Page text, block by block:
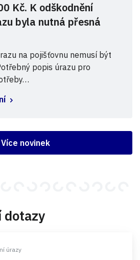
Kč. K odškodnění
byla nutná přesná
na pojišťovnu nemusí být
popis úrazu pro
Více novinek
dotazy
úrazy